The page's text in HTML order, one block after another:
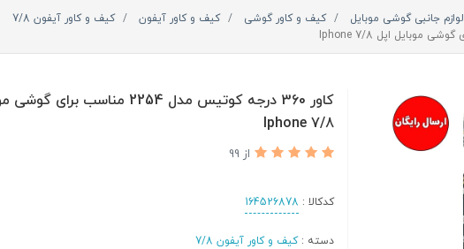
لوازم جانبی گوشی موبایل کیف و کاور گوشی کیف و کاور آیفون
کیف و کاور آیفون 7/8
کاور 360 درجه کوتیس مدل 2254 مناسب
Iphone 7/8
از 99
کدکالا : 164526878
دسته :کیف و کاور آیفون 7/8